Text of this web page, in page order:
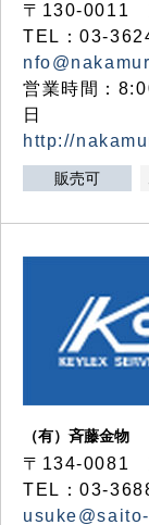
〒130-0011
TEL：03-
営業時間：
日
http://
販売可
（有）斉藤金物
〒134-0081
TEL：03-